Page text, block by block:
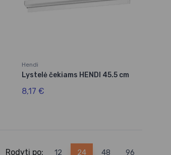
Hendi
Lystelė čekiams HENDI 45.5 cm
8,17 €
Rodyti po: 12 24 48 96